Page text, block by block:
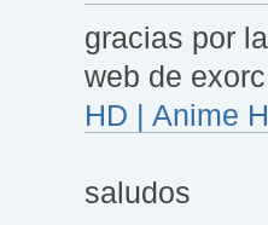
gracias por
web de
HD | Anime
saludos